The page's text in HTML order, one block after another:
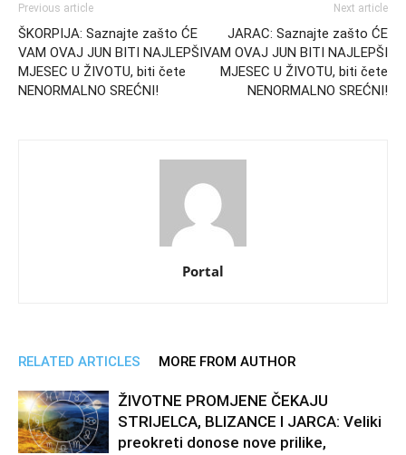
Previous article
ŠKORPIJA: Saznajte zašto ĆE
VAM OVAJ JUN BITI NAJLEPŠI
MJESEC U ŽIVOTU, biti čete
NENORMALNO SREĆNI!
Next article
JARAC: Saznajte zašto ĆE
VAM OVAJ JUN BITI NAJLEPŠI
MJESEC U ŽIVOTU, biti čete
NENORMALNO SREĆNI!
Portal
RELATED ARTICLES MORE FROM AUTHOR
ŽIVOTNE PROMJENE ČEKAJU
STRIJELCA, BLIZANCE I JARCA: Veliki
preokreti donose nove prilike,